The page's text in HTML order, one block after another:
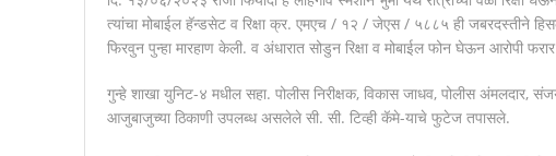
त्यांचा मोबाईल हॅन्डसेट व रिक्षा क्र. एमएच / १२ / जेएस / ५८८५ ही जबरदस्तीने
फिरवुन पुन्हा मारहाण केली. व अंधारात सोडुन रिक्षा व मोबाईल फोन घेऊन आरोपी
गुन्हे शाखा युनिट-४ मधील सहा. पोलीस निरीक्षक, विकास जाधव, पोलीस अंमलदार,
आजुबाजुच्या ठिकाणी उपलब्ध असलेले सी. सी. टिव्ही कॅमे-याचे फुटेज तपासले.